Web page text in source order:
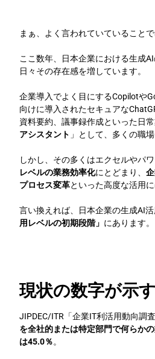
まぁ、よく言われていていることで
ここ数年、日本企業における生成
日々その存在感を増しています。
企業導入でよく目にするCopilotや
向けに導入されたセキュアな
資料要約、議事録作成といった日
アシスタント 」として、多くの職
しかし、その多くはエクセルやパ
レベルの業務効率化にとどまり、
プロセス変革といった高度な活用
言い換えれば、日本企業の生成AI
用レベルの初期段階」 にあります。
現状の数字が示
JIPDEC/ITR「企業IT利活用動向調
を全社的または特定部門で何らか
は45.0％。